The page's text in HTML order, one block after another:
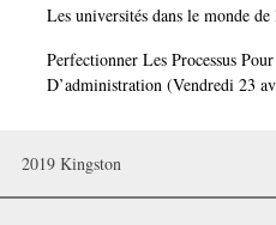
Les universités dans le monde
Perfectionner Les Processus
D’administration (Vendredi 23
2019 Kingston